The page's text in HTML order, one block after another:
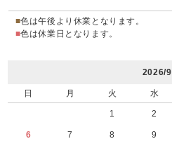
■色は午後より休業となります。
■色は休業日となります。
2026/9
日 月 火 水
1 2
6 7 8 9